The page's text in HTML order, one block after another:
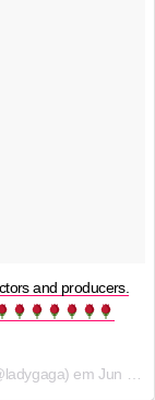
and producers.
emJun 14, 2017 às 9:45 PDT